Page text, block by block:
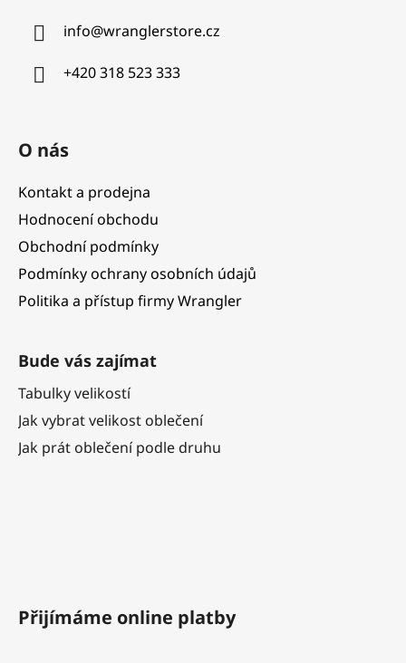
info@wranglerstore.cz
+420 318 523 333
O nás
Kontakt a prodejna
Hodnocení obchodu
Obchodní podmínky
Podmínky ochrany osobních údajů
Politika a přístup firmy Wrangler
Bude vás zajímat
Tabulky velikostí
Jak vybrat velikost oblečení
Jak prát oblečení podle druhu
Přijímáme online platby